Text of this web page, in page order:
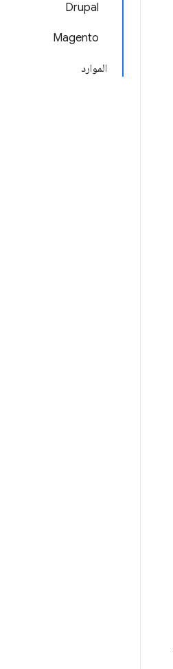
Drupal
Magento
الموارد